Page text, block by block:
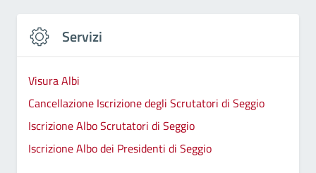
Servizi
Visura Albi
Cancellazione Iscrizione degli Scrutatori di Seggio
Iscrizione Albo Scrutatori di Seggio
Iscrizione Albo dei Presidenti di Seggio